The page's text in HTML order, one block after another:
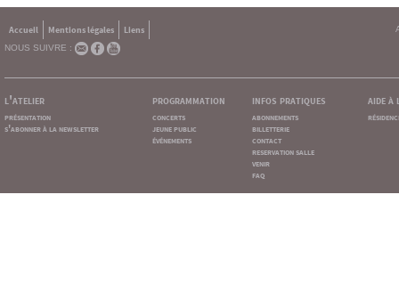
Accueil Mentions légales
Liens
NOUS SUIVRE :
l'atelier
présentation
s'abonner à la newsletter
programmation
concerts
jeune public
événements
infos pratiques
abonnements
billetterie
contact
reservation salle
venir
faq
aide